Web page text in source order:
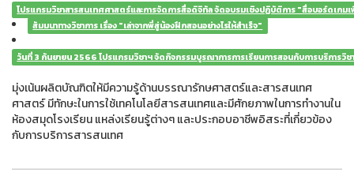
โปรแกรมวิชาสารสนเทศศาสตร์และการจัดการสื่อดิจิทัล จัดอบรมเชิงปฏิบัติการ "สื่อบอร์ดเกม
สัมมนาทางวิชาการ เรื่อง "เล่าจากพี่สู่น้องฝึกสอนอย่างไรให้สำเร็จ"
วันที่ 3 กันยายน 2566 โปรแกรมวิชาฯ จัดกิจกรรมบูรณาการการเรียนการสอนกับการบริการ
มุ่งเน้นผลิตบัณฑิตให้มีความรู้ด้านบรรณารักษศาสตร์และสารสนเทศ
ศาสตร์ มีทักษะในการใช้เทคโนโลยีสารสนเทศและมีศักยภาพในการทํางานใน
ห้องสมุดโรงเรียน แหล่งเรียนรู้ต่างๆ และประกอบอาชีพอิสระที่เกี่ยวข้อง
กับการบริการสารสนเทศ